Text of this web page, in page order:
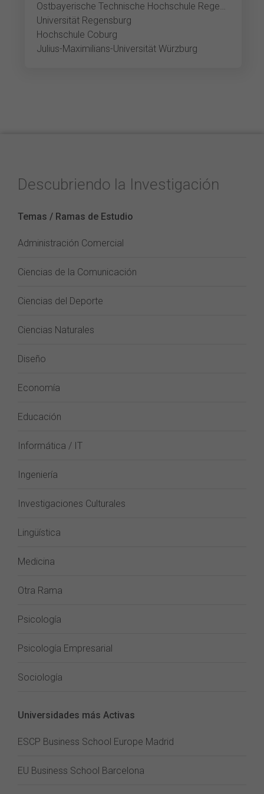
Ostbayerische Technische Hochschule Regensburg
Universität Regensburg
Hochschule Coburg
Julius-Maximilians-Universität Würzburg
Descubriendo la Investigación
Temas / Ramas de Estudio
Administración Comercial
Ciencias de la Comunicación
Ciencias del Deporte
Ciencias Naturales
Diseño
Economía
Educación
Informática / IT
Ingeniería
Investigaciones Culturales
Lingüística
Medicina
Otra Rama
Psicología
Psicología Empresarial
Sociología
Universidades más Activas
ESCP Business School Europe Madrid
EU Business School Barcelona